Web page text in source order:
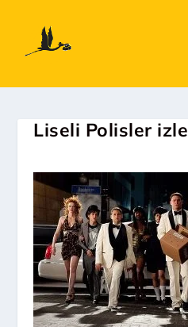
Liseli Polisler izle